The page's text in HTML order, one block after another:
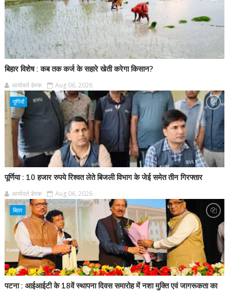
बिहार विशेष : कब तक कर्ज के सहारे खेती करेगा किसान?
आर्यावर्त डेस्क Aug 06, 2026
पूर्णियाँ
पूर्णिया : 10 हजार रुपये रिश्वत लेते बिजली विभाग के जेई समेत तीन गिरफ्तार
आर्यावर्त डेस्क Aug 06, 2026
बिहार
पटना : आईआईटी के 18वें स्थापना दिवस समारोह में नशा मुक्ति एवं जागरूकता का